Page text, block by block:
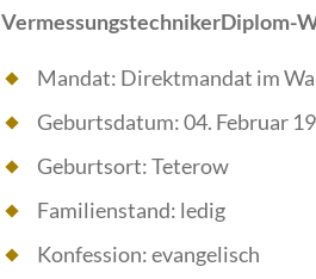
VermessungstechnikerDiplom-
Mandat: Direktmandat im
Geburtsdatum: 04. Februar
Geburtsort: Teterow
Familienstand: ledig
Konfession: evangelisch